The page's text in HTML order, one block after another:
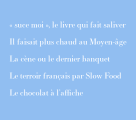
« suce moi », le livre qui fait saliver
Il faisait plus chaud au Moyen-âge
La cène ou le dernier banquet
Le terroir français par Slow Food
Le chocolat à l’affiche